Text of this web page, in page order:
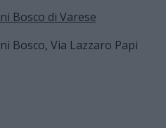
Bosco di Varese
Bosco, Via Lazzaro Papi